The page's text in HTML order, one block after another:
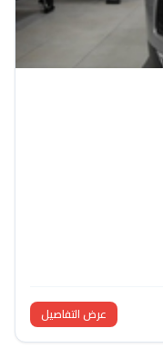
عرض التفاصيل